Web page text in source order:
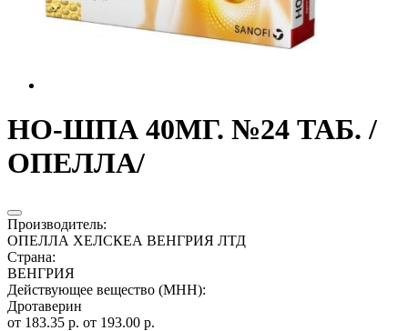
НО-ШПА 40МГ. №24 ТАБ. /
ОПЕЛЛА/
Производитель:
ОПЕЛЛА ХЕЛСКЕА ВЕНГРИЯ ЛТД
Страна:
ВЕНГРИЯ
Действующее вещество (МНН):
Дротаверин
от 183.35 р. от 193.00 р.